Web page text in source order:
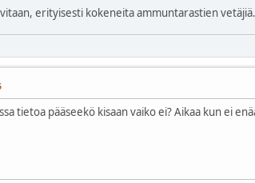
erityisesti kokeneita ammuntarastien
tietoa pääseekö kisaan vaiko ei? Aikaa kun ei